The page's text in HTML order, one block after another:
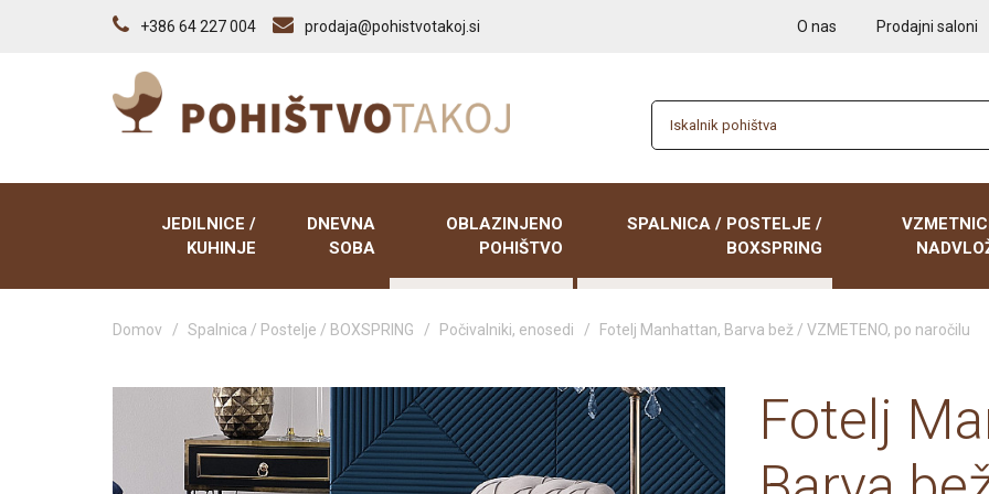
+386 64 227 004 prodaja@pohistvotakoj.si O nas Prodajni saloni
JEDILNICE /
KUHINJE
Vitrine
Predalniki
Poličniki
DNEVNA
SOBA
Tv elementi
Klubske mize
Tabureji
Vitrine
OBLAZINJENO
POHIŠTVO
Počivalniki, enosedi
Trosedi, zofe, kavči z
ležišči
Tabureji
SPALNICA / POSTELJE /
BOXSPRING
Postelje 90x200
Postelje 120x200
Postelje 140x200
Postelje 160x200
Tabureji
Tv elementi
Klubske mize
VZMETNICE
VZMETNICE
VZMETNICE
Domov / Spalnica / Postelje / BOXSPRING / Počivalniki, enosedi / Fotelj Manhattan, Barva bež / VZMETENO, po naročilu
Fotelj